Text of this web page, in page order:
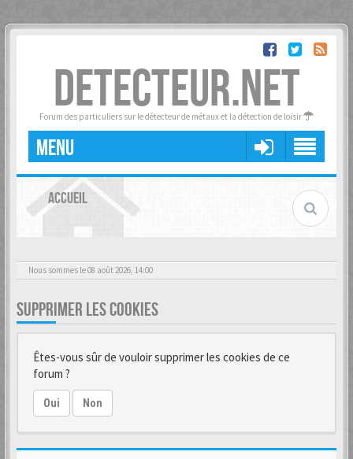
DETECTEUR.NET
Forum des particuliers sur le détecteur de métaux et la détection de loisir
MENU
ACCUEIL
Nous sommes le 08 août 2026, 14:00
SUPPRIMER LES COOKIES
Êtes-vous sûr de vouloir supprimer les cookies de ce
forum ?
Oui Non